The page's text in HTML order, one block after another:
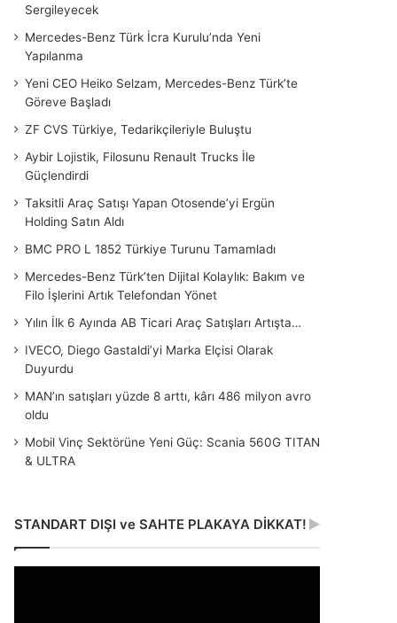
Sergileyecek
Mercedes-Benz Türk İcra Kurulu’nda Yeni
Yapılanma
Yeni CEO Heiko Selzam, Mercedes-Benz Türk’te
Göreve Başladı
ZF CVS Türkiye, Tedarikçileriyle Buluştu
Aybir Lojistik, Filosunu Renault Trucks İle
Güçlendirdi
Taksitli Araç Satışı Yapan Otosende’yi Ergün
Holding Satın Aldı
BMC PRO L 1852 Türkiye Turunu Tamamladı
Mercedes-Benz Türk’ten Dijital Kolaylık: Bakım ve
Filo İşlerini Artık Telefondan Yönet
Yılın İlk 6 Ayında AB Ticari Araç Satışları Artışta…
IVECO, Diego Gastaldi’yi Marka Elçisi Olarak
Duyurdu
MAN’ın satışları yüzde 8 arttı, kârı 486 milyon avro
oldu
Mobil Vinç Sektörüne Yeni Güç: Scania 560G TITAN
& ULTRA
STANDART DIŞI ve SAHTE PLAKAYA DİKKAT!